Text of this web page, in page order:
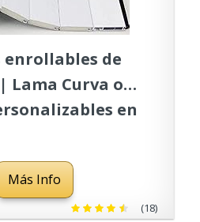
enrollables de
Lama Curva o
en
Más Info
(18)